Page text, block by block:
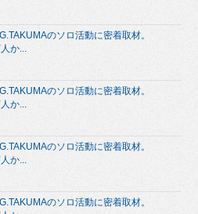
のソロ活動に密着取材。
か...
のソロ活動に密着取材。
か...
のソロ活動に密着取材。
か...
のソロ活動に密着取材。